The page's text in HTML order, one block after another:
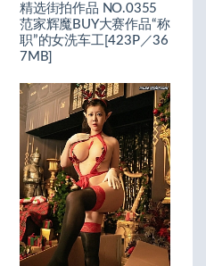
精选街拍作品 NO.0355
范家辉魔BUY大赛作品“称
职”的女洗车工[423P／36
7MB]